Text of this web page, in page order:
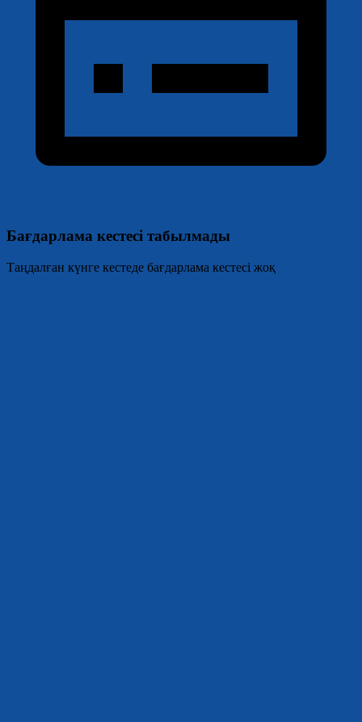
Бағдарлама кестесі табылмады
Таңдалған күнге кестеде бағдарлама кестесі жоқ